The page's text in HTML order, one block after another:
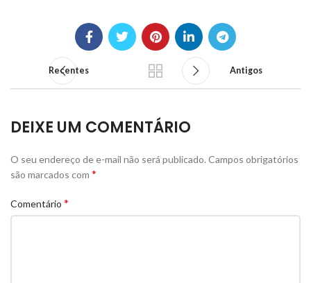
Recentes Antigos
DEIXE UM COMENTÁRIO
O seu endereço de e-mail não será publicado. Campos obrigatórios
são marcados com *
Comentário *